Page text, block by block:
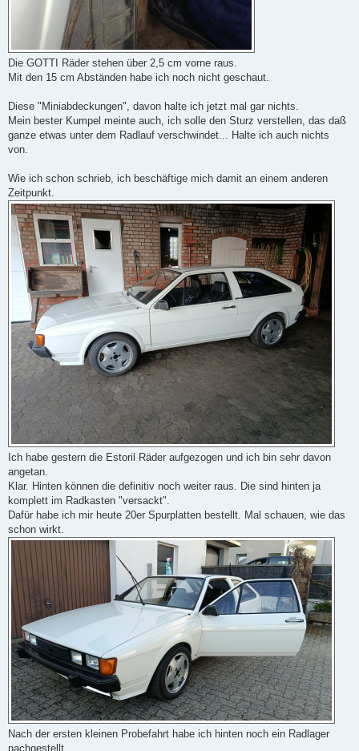
Die GOTTI Räder stehen über 2,5 cm vorne raus.
Mit den 15 cm Abständen habe ich noch nicht geschaut.
Diese "Miniabdeckungen", davon halte ich jetzt mal gar nichts.
Mein bester Kumpel meinte auch, ich solle den Sturz verstellen, das daß
ganze etwas unter dem Radlauf verschwindet... Halte ich auch nichts
von.
Wie ich schon schrieb, ich beschäftige mich damit an einem anderen
Zeitpunkt.
Ich habe gestern die Estoril Räder aufgezogen und ich bin sehr davon
angetan.
Klar. Hinten können die definitiv noch weiter raus. Die sind hinten ja
komplett im Radkasten "versackt".
Dafür habe ich mir heute 20er Spurplatten bestellt. Mal schauen, wie das
schon wirkt.
Nach der ersten kleinen Probefahrt habe ich hinten noch ein Radlager
nachgestellt.